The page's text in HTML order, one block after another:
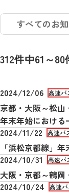
すべてのお
312件中61～
2024/12/06 高速バ
京都・大阪～松山
年末年始における
2024/11/22
高速バ
「浜松京都線」
2024/10/31
高速バ
大阪・京都～鶴岡
2024/10/24
高速バ